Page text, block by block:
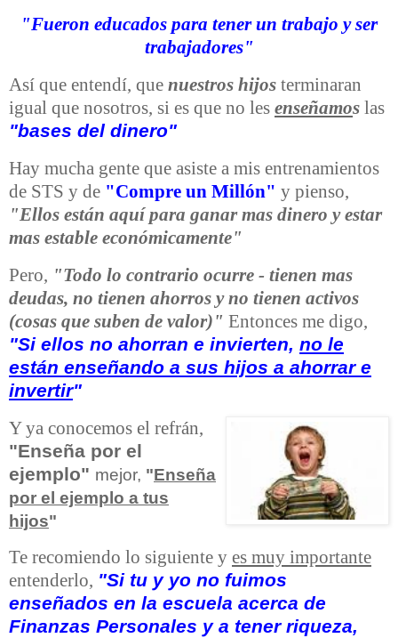
"Fueron educados para tener un trabajo y ser
trabajadores"
Así que entendí, que nuestros hijos terminaran
igual que nosotros, si es que no les enseñamos las
"bases del dinero"
Hay mucha gente que asiste a mis entrenamientos
de STS y de "Compre un Millón" y pienso,
"Ellos están aquí para ganar mas dinero y estar
mas estable económicamente"
Pero, "Todo lo contrario ocurre - tienen mas
deudas, no tienen ahorros y no tienen activos
(cosas que suben de valor)" Entonces me digo,
"Si ellos no ahorran e invierten, no le
están enseñando a sus hijos a ahorrar e
invertir"
Y ya conocemos el refrán,
"Enseña por el
ejemplo" mejor, "Enseña
por el ejemplo a tus
hijos"
Te recomiendo lo siguiente y es muy importante
entenderlo, "Si tu y yo no fuimos
enseñados en la escuela acerca de
Finanzas Personales y a tener riqueza,